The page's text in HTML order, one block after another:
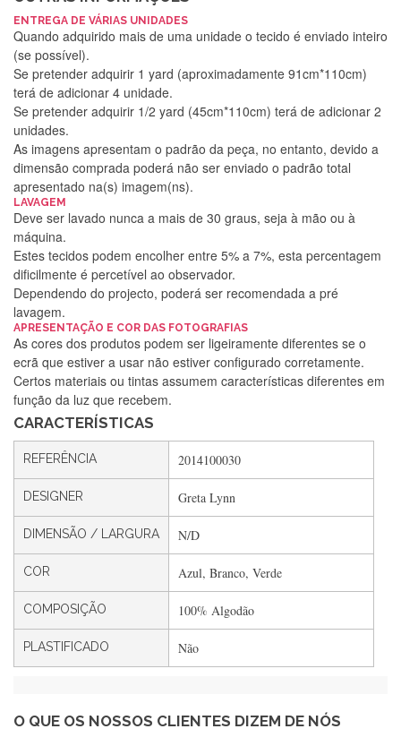
ENTREGA DE VÁRIAS UNIDADES
Quando adquirido mais de uma unidade o tecido é enviado inteiro
(se possível).
Se pretender adquirir 1 yard (aproximadamente 91cm*110cm)
terá de adicionar 4 unidade.
Se pretender adquirir 1/2 yard (45cm*110cm) terá de adicionar 2
unidades.
As imagens apresentam o padrão da peça, no entanto, devido a
dimensão comprada poderá não ser enviado o padrão total
apresentado na(s) imagem(ns).
LAVAGEM
Deve ser lavado nunca a mais de 30 graus, seja à mão ou à
máquina.
Estes tecidos podem encolher entre 5% a 7%, esta percentagem
dificilmente é percetível ao observador.
Dependendo do projecto, poderá ser recomendada a pré
lavagem.
APRESENTAÇÃO E COR DAS FOTOGRAFIAS
As cores dos produtos podem ser ligeiramente diferentes se o
ecrã que estiver a usar não estiver configurado corretamente.
Certos materiais ou tintas assumem características diferentes em
função da luz que recebem.
CARACTERÍSTICAS
REFERÊNCIA 2014100030
DESIGNER Greta Lynn
DIMENSÃO / LARGURA N/D
COR Azul, Branco, Verde
COMPOSIÇÃO 100% Algodão
PLASTIFICADO Não
O QUE OS NOSSOS CLIENTES DIZEM DE NÓS
Silvia Lopes
Encomenda direitinha. Rapidez e segurança. Volto a
encomendar.
Silvia André
Gostei ,Serviço bastante rápido. recomendo
Filipa Freire
Rápido, atendimento 5*. Hoje chegará a segunda encomenda
feita de muitas certamente❤️
estrelas